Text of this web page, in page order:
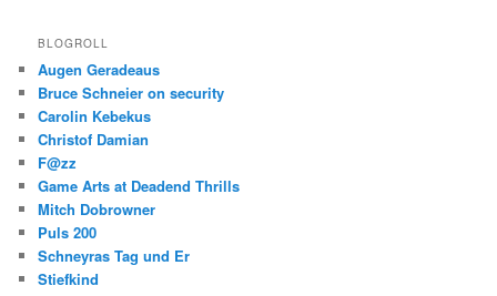
BLOGROLL
Augen Geradeaus
Bruce Schneier on security
Carolin Kebekus
Christof Damian
F@zz
Game Arts at Deadend Thrills
Mitch Dobrowner
Puls 200
Schneyras Tag und Er
Stiefkind